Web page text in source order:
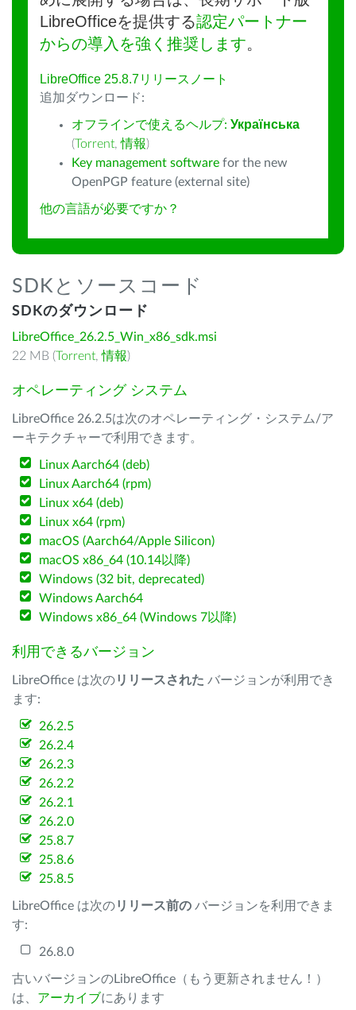
LibreOfficeを提供する認定パートナー
からの導入を強く推奨します。
LibreOffice 25.8.7リリースノート
追加ダウンロード:
オフラインで使えるヘルプ: Українська
(Torrent,情報)
Key management software for the new
OpenPGP feature (external site)
他の言語が必要ですか？
SDKとソースコード
SDKのダウンロード
LibreOffice_26.2.5_Win_x86_sdk.msi
22 MB (Torrent,情報)
オペレーティング システム
LibreOffice 26.2.5は次のオペレーティング・システム/ア
ーキテクチャーで利用できます。
Linux Aarch64 (deb)
Linux Aarch64 (rpm)
Linux x64 (deb)
Linux x64 (rpm)
macOS (Aarch64/Apple Silicon)
macOS x86_64 (10.14以降)
Windows (32 bit, deprecated)
Windows Aarch64
Windows x86_64 (Windows 7以降)
利用できるバージョン
LibreOffice は次のリリースされた バージョンが利用でき
ます:
26.2.5
26.2.4
26.2.3
26.2.2
26.2.1
26.2.0
25.8.7
25.8.6
25.8.5
LibreOffice は次のリリース前の バージョンを利用できま
す:
26.8.0
古いバージョンのLibreOffice（もう更新されません！）
は、 アーカイブにあります